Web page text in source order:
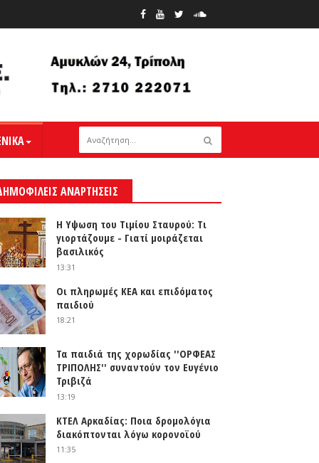
ΑΝΑΡΤΗΣΕΙΣ
Η Υψωση του Τιμίου Σταυρού: Τι
γιορτάζουμε - Γιατί μοιράζεται
βασιλικός
13:31
Οι πληρωμές ΚΕΑ και επιδόματος
παιδιού
18:21
Τα παιδιά της χορωδίας ''ΟΡΦΕΑΣ
ΤΡΙΠΟΛΗΣ'' συναντούν τον Ευγένιο
Τριβιζά
13:19
ΚΤΕΛ Αρκαδίας: Ποια δρομολόγια
διακόπτονται λόγω κορονοϊού
11:35